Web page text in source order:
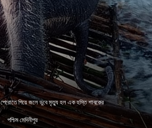
গিয়ে জলে ডুবে মৃত্যু হল এক হস্তি শাবকের
পশ্চিম মেদিনীপুর